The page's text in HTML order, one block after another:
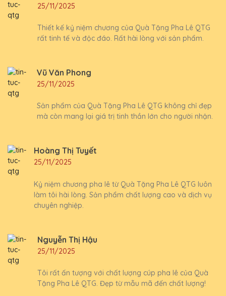
25/11/2025
Thiết kế kỷ niệm chương của Quà Tặng Pha Lê QTG
rất tinh tế và độc đáo. Rất hài lòng với sản phẩm.
Vũ Văn Phong
25/11/2025
Sản phẩm của Quà Tặng Pha Lê QTG không chỉ đẹp
mà còn mang lại giá trị tinh thần lớn cho người nhận.
Hoàng Thị Tuyết
25/11/2025
Kỷ niệm chương pha lê từ Quà Tặng Pha Lê QTG luôn
làm tôi hài lòng. Sản phẩm chất lượng cao và dịch vụ
chuyên nghiệp.
Nguyễn Thị Hậu
25/11/2025
Tôi rất ấn tượng với chất lượng cúp pha lê của Quà
Tặng Pha Lê QTG. Đẹp từ mẫu mã đến chất lượng!